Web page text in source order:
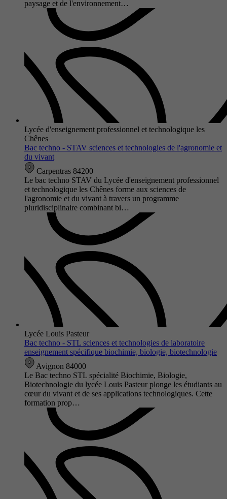
paysage et de l'environnement…
Lycée d'enseignement professionnel et technologique les
Chênes
Bac techno - STAV sciences et technologies de l'agronomie et
du vivant
Carpentras 84200
Le bac techno STAV du Lycée d'enseignement professionnel
et technologique les Chênes forme aux sciences de
l'agronomie et du vivant à travers un programme
pluridisciplinaire combinant bi…
Lycée Louis Pasteur
Bac techno - STL sciences et technologies de laboratoire
enseignement spécifique biochimie, biologie, biotechnologie
Avignon 84000
Le Bac techno STL spécialité Biochimie, Biologie,
Biotechnologie du lycée Louis Pasteur plonge les étudiants au
cœur du vivant et de ses applications technologiques. Cette
formation prop…